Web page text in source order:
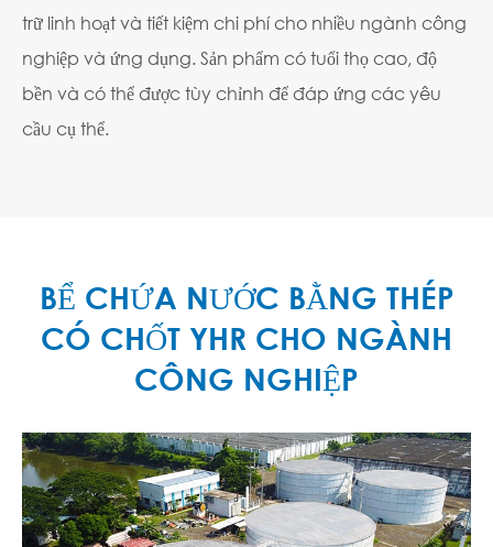
trữ linh hoạt và tiết kiệm chi phí cho nhiều ngành công
nghiệp và ứng dụng. Sản phẩm có tuổi thọ cao, độ
bền và có thể được tùy chỉnh để đáp ứng các yêu
cầu cụ thể.
BỂ CHỨA NƯỚC BẰNG THÉP
CÓ CHỐT YHR CHO NGÀNH
CÔNG NGHIỆP